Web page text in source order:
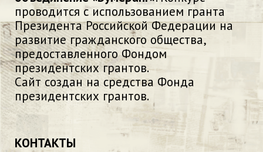
проводится с использованием гранта
Президента Российской Федерации на
развитие гражданского общества,
предоставленного Фондом
президентских грантов.
Сайт создан на средства Фонда
президентских грантов.
КОНТАКТЫ